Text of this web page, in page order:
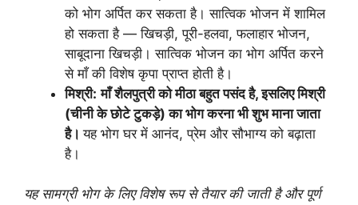
को भोग अर्पित कर सकता है। सात्विक भोजन में शामिल
हो सकता है — खिचड़ी, पूरी-हलवा, फलाहार भोजन,
साबूदाना खिचड़ी। सात्विक भोजन का भोग अर्पित करने
से माँ की विशेष कृपा प्राप्त होती है।
मिश्री: माँ शैलपुत्री को मीठा बहुत पसंद है, इसलिए मिश्री
(चीनी के छोटे टुकड़े) का भोग करना भी शुभ माना जाता
है।यह भोग घर में आनंद, प्रेम और सौभाग्य को बढ़ाता
है।
यह सामग्री भोग के लिए विशेष रूप से तैयार की जाती है और पूर्ण